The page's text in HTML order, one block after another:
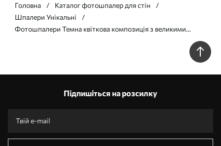
Головна
Каталог фотошпалер для стін
Шпалери Унікальні
Фотошпалери Темна квіткова композиція з великими
Підпишіться на розсилку